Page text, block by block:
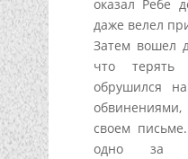
оказал Ребе
даже велел
Затем вошел
что
обрушился
своем
одно за